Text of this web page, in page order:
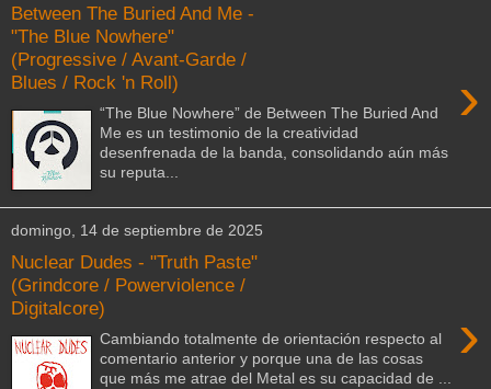
Between The Buried And Me -
"The Blue Nowhere"
(Progressive / Avant-Garde /
Blues / Rock 'n Roll)
›
“The Blue Nowhere” de Between The Buried And
Me es un testimonio de la creatividad
desenfrenada de la banda, consolidando aún más
su reputa...
domingo, 14 de septiembre de 2025
Nuclear Dudes - "Truth Paste"
(Grindcore / Powerviolence /
Digitalcore)
›
Cambiando totalmente de orientación respecto al
comentario anterior y porque una de las cosas
que más me atrae del Metal es su capacidad de ...